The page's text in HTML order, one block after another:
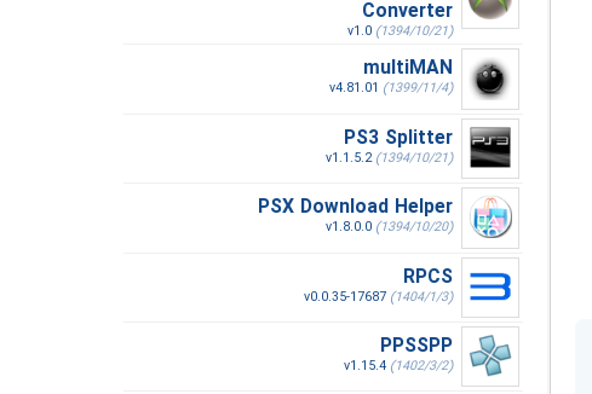
Converter
v1.0 (1394/10/21)
multiMAN
v4.81.01 (1399/11/4)
PS3 Splitter
v1.1.5.2(1394/10/21)
PSX Download Helper
v1.8.0.0 (1394/10/20)
RPCS
v0.0.35-17687 (1404/1/3)
PPSSPP
v1.15.4 (1402/3/2)